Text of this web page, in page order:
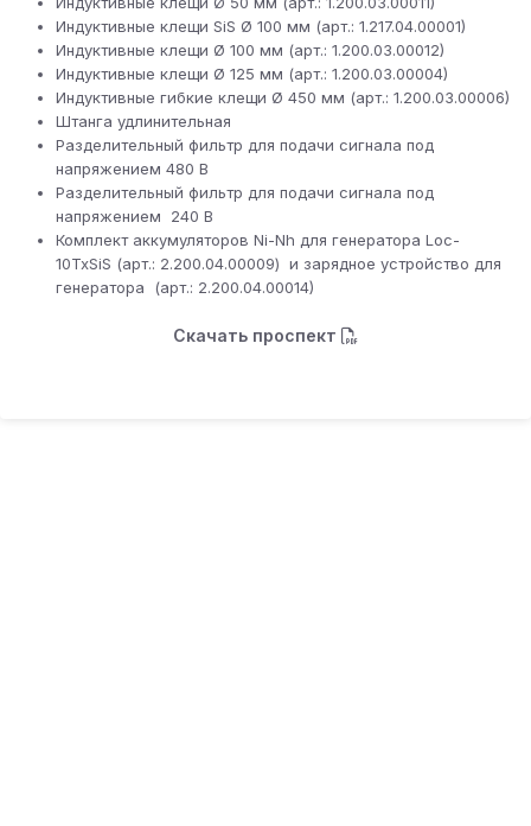
Индуктивные клещи SiS Ø 100 мм (арт.: 1.217.04.00001)
Индуктивные клещи Ø 100 мм (арт.: 1.200.03.00012)
Индуктивные клещи Ø 125 мм (арт.: 1.200.03.00004)
Индуктивные гибкие клещи Ø 450 мм (арт.: 1.200.03.00006)
Штанга удлинительная
Разделительный фильтр для подачи сигнала под
напряжением 480 В
Разделительный фильтр для подачи сигнала под
напряжением 240 В
Комплект аккумуляторов Ni-Nh для генератора Loc-
10TxSiS (арт.: 2.200.04.00009) и зарядное устройство для
генератора (арт.: 2.200.04.00014)
Скачать проспект